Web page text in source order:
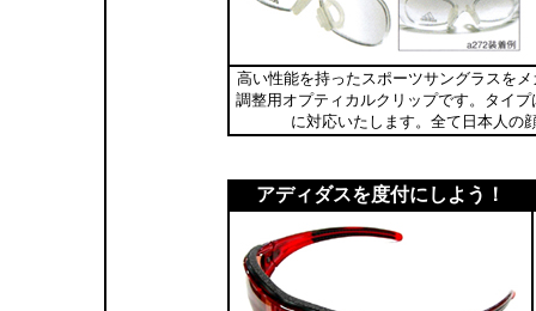
高い性能を持ったスポーツサングラスを
調整用オプティカルクリップです。タイ
に対応いたします。全て日本人の
アディダスを度付にしよう！